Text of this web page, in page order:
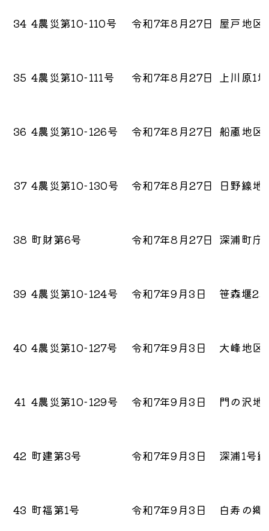
34 4農災第10-110号 令和7年8月27日 屋戸地区
35 4農災第10-111号 令和7年8月27日 上川原1
36 4農災第10-126号 令和7年8月27日 船颪地区
37 4農災第10-130号 令和7年8月27日 日野線地
38 町財第6号 令和7年8月27日 深浦町庁
39 4農災第10-124号 令和7年9月3日 笹森堰2
40 4農災第10-127号 令和7年9月3日 大峰地区
41 4農災第10-129号 令和7年9月3日 門の沢地
42 町建第3号 令和7年9月3日 深浦1号
43 町福第1号 令和7年9月3日 白寿の郷